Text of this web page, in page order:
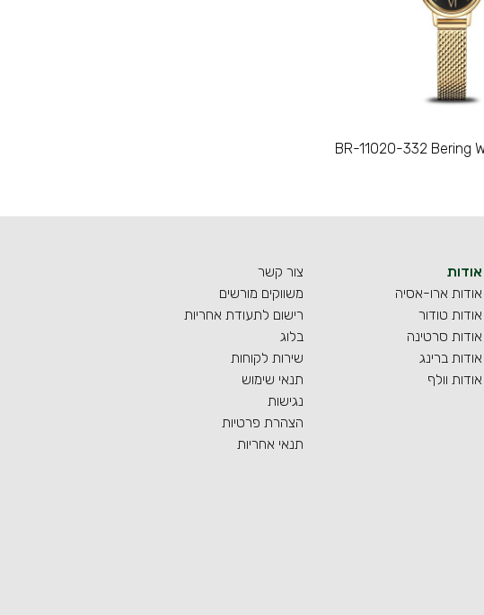
BR-11020-332 Bering
אודות
אודות ארו-אסיה
אודות טודור
אודות סרטינה
אודות ברינג
אודות וולף
צור קשר
משווקים מורשים
רישום לתעודת אחריות
בלוג
שירות לקוחות
תנאי שימוש
נגישות
הצהרת פרטיות
תנאי אחריות